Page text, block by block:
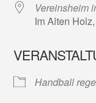
Vereinsheim
Im Alten
Handball